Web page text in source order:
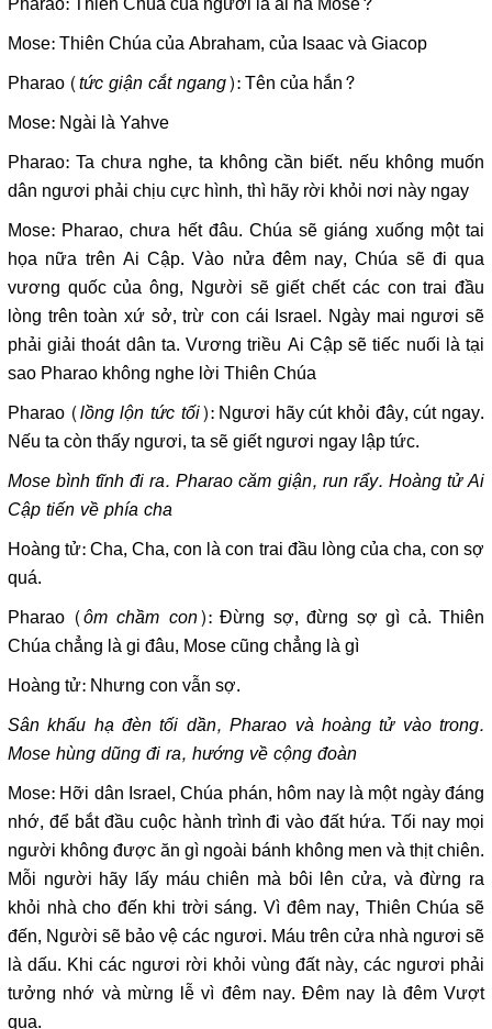
Mose: Thiên Chúa của Abraham, của Isaac và Giacop
Pharao (tức giận cắt ngang): Tên của hắn?
Mose: Ngài là Yahve
Pharao: Ta chưa nghe, ta không cần biết. nếu không muốn
dân ngươi phải chịu cực hình, thì hãy rời khỏi nơi này ngay
Mose: Pharao, chưa hết đâu. Chúa sẽ giáng xuống một tai
họa nữa trên Ai Cập. Vào nửa đêm nay, Chúa sẽ đi qua
vương quốc của ông, Người sẽ giết chết các con trai đầu
lòng trên toàn xứ sở, trừ con cái Israel. Ngày mai ngươi sẽ
phải giải thoát dân ta. Vương triều Ai Cập sẽ tiếc nuối là tại
sao Pharao không nghe lời Thiên Chúa
Pharao (lồng lộn tức tối): Ngươi hãy cút khỏi đây, cút ngay.
Nếu ta còn thấy ngươi, ta sẽ giết ngươi ngay lập tức.
Mose bình tĩnh đi ra. Pharao căm giận, run rẩy. Hoàng tử Ai
Cập tiến về phía cha
Hoàng tử: Cha, Cha, con là con trai đầu lòng của cha, con sợ
quá.
Pharao (ôm chầm con): Đừng sợ, đừng sợ gì cả. Thiên
Chúa chẳng là gi đâu, Mose cũng chẳng là gì
Hoàng tử: Nhưng con vẫn sợ.
Sân khấu hạ đèn tối dần, Pharao và hoàng tử vào trong.
Mose hùng dũng đi ra, hướng về cộng đoàn
Mose: Hỡi dân Israel, Chúa phán, hôm nay là một ngày đáng
nhớ, để bắt đầu cuộc hành trình đi vào đất hứa. Tối nay mọi
người không được ăn gì ngoài bánh không men và thịt chiên.
Mỗi người hãy lấy máu chiên mà bôi lên cửa, và đừng ra
khỏi nhà cho đến khi trời sáng. Vì đêm nay, Thiên Chúa sẽ
đến, Người sẽ bảo vệ các ngươi. Máu trên cửa nhà ngươi sẽ
là dấu. Khi các ngươi rời khỏi vùng đất này, các ngươi phải
tưởng nhớ và mừng lễ vì đêm nay. Đêm nay là đêm Vượt
qua.